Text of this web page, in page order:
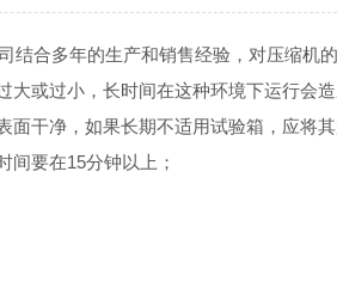
合多年的生产和销售经验，对压缩机
过小，长时间在这种环境下运行会
干净，如果长期不适用试验箱，应将其
要在15分钟以上；